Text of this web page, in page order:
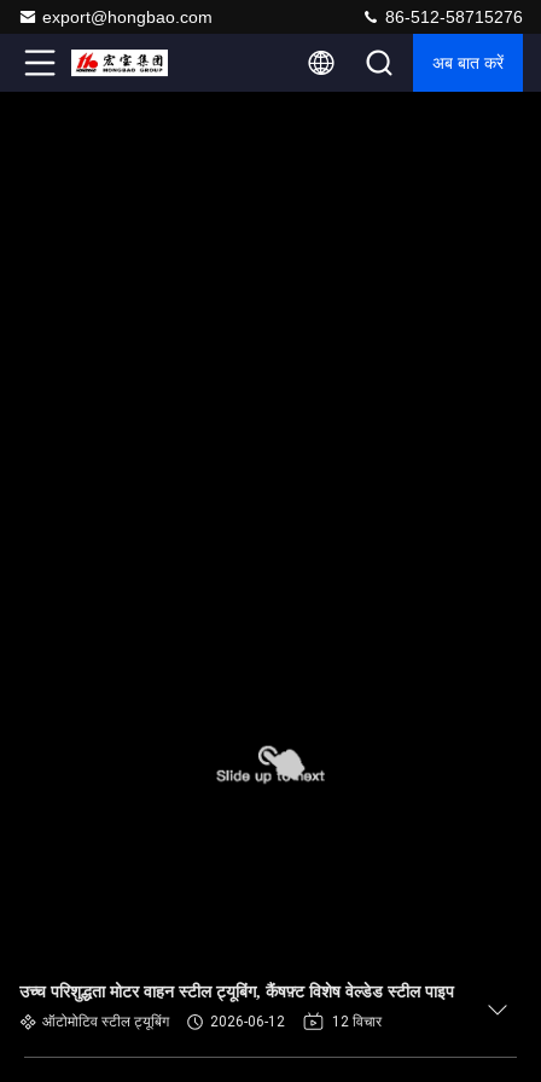
export@hongbao.com 86-512-58715276
अब बात करें
उच्च परिशुद्धता मोटर वाहन स्टील ट्यूबिंग, कैंषफ़्ट विशेष वेल्डेड स्टील पाइप
ऑटोमोटिव स्टील ट्यूबिंग 2026-06-12 12 विचार